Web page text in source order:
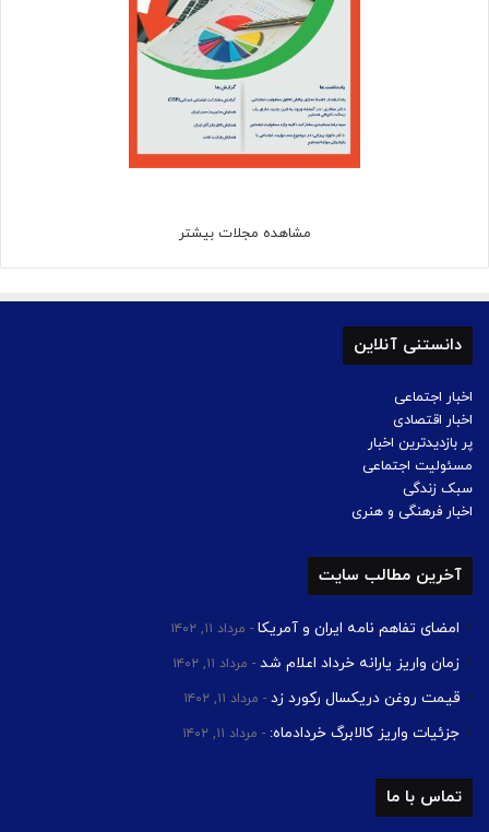
مشاهده مجلات بیشتر
دانستنی آنلاین
اخبار اجتماعی
اخبار اقتصادی
پر بازدیدترین اخبار
مسئولیت اجتماعی
سبک زندگی
اخبار فرهنگی و هنری
آخرین مطالب سایت
امضای تفاهم نامه ایران و آمریکا مرداد ۱۱, ۱۴۰۲
زمان واریز یارانه خرداد اعلام شد مرداد ۱۱, ۱۴۰۲
قیمت روغن دریکسال رکورد زد مرداد ۱۱, ۱۴۰۲
جزئیات واریز کالابرگ خردادماه: مرداد ۱۱, ۱۴۰۲
تماس با ما